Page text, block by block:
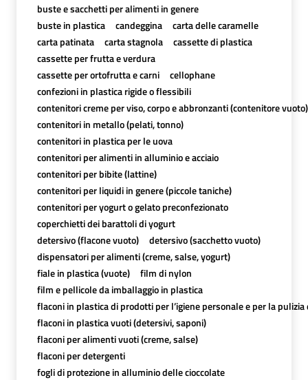
buste e sacchetti per alimenti in genere
buste in plastica
candeggina
carta delle caramelle
carta patinata
carta stagnola
cassette di plastica
cassette per frutta e verdura
cassette per ortofrutta e carni
cellophane
confezioni in plastica rigide o flessibili
contenitori creme per viso, corpo e abbronzanti (contenitore vuoto)
contenitori in metallo (pelati, tonno)
contenitori in plastica per le uova
contenitori per alimenti in alluminio e acciaio
contenitori per bibite (lattine)
contenitori per liquidi in genere (piccole taniche)
contenitori per yogurt o gelato preconfezionato
coperchietti dei barattoli di yogurt
detersivo (flacone vuoto)
detersivo (sacchetto vuoto)
dispensatori per alimenti (creme, salse, yogurt)
fiale in plastica (vuote)
film di nylon
film e pellicole da imballaggio in plastica
flaconi in plastica di prodotti per l’igiene personale e per la pulizia
flaconi in plastica vuoti (detersivi, saponi)
flaconi per alimenti vuoti (creme, salse)
flaconi per detergenti
fogli di protezione in alluminio delle cioccolate